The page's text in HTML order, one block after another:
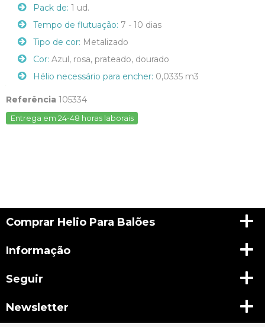
Pack de: 1 ud.
Tempo de flutuação: 7 - 10 dias
Tipo de cor: Metalizado
Cor: Azul, rosa, prateado, dourado
Hélio necessário para encher: 0,0335 m3
Referência 105334
Entrega em 24-48 horas laborais
Comprar Helio Para Balões
Informação
Seguir
Newsletter